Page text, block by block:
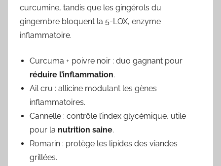
curcumine, tandis que les gingérols du
gingembre bloquent la 5-LOX, enzyme
inflammatoire.
Curcuma + poivre noir : duo gagnant pour
réduire l’inflammation.
Ail cru : allicine modulant les gènes
inflammatoires.
Cannelle : contrôle l’index glycémique, utile
pour la nutrition saine.
Romarin : protège les lipides des viandes
grillées.